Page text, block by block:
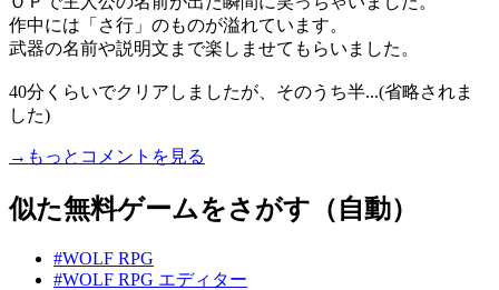
作中には「さ行」のものが溢れています。
武器の名前や説明文まで楽しませてもらいました。
40分くらいでクリアしましたが、そのうち半...(省略されま
した)
→もっとコメントを見る
似た無料ゲームをさがす（自動）
#WOLF RPG
#WOLF RPG エディター